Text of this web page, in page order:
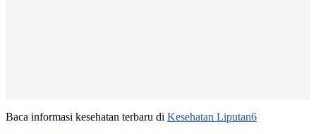
Baca informasi kesehatan terbaru di Kesehatan Liputan6